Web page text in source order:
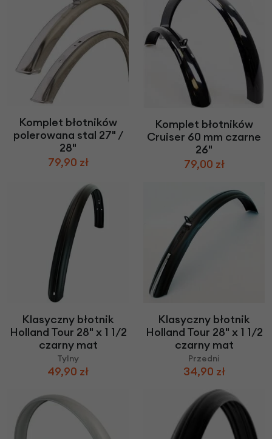
Komplet błotników
polerowana stal 27" /
28"
79,90 zł
Komplet błotników
Cruiser 60 mm czarne
26"
79,00 zł
Klasyczny błotnik
Holland Tour 28" x 1 1/2
czarny mat
Tylny
49,90 zł
Klasyczny błotnik
Holland Tour 28" x 1 1/2
czarny mat
Przedni
34,90 zł